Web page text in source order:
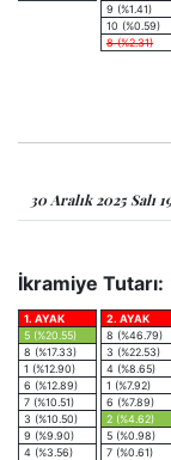
9 (%1.41)
10 (%0.59)
8 (%2.31)
30 Aralık 2025 Salı
İkramiye Tutarı:
1. AYAK
5 (%20.55)
8 (%17.33)
1 (%12.90)
6 (%12.89)
7 (%10.51)
3 (%10.50)
9 (%9.90)
4 (%3.56)
2. AYAK
8 (%46.79)
3 (%22.53)
4 (%8.65)
1 (%7.92)
6 (%7.89)
2 (%4.62)
5 (%0.98)
7 (%0.61)